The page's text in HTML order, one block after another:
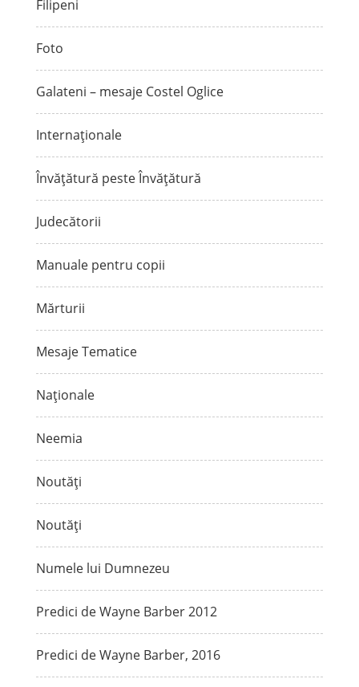
Filipeni
Foto
Galateni – mesaje Costel Oglice
Internaționale
Învățătură peste Învățătură
Judecătorii
Manuale pentru copii
Mărturii
Mesaje Tematice
Naționale
Neemia
Noutăți
Noutăți
Numele lui Dumnezeu
Predici de Wayne Barber 2012
Predici de Wayne Barber, 2016